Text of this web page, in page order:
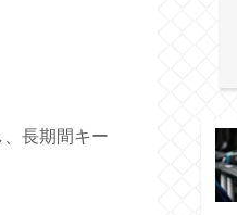
長期間キー